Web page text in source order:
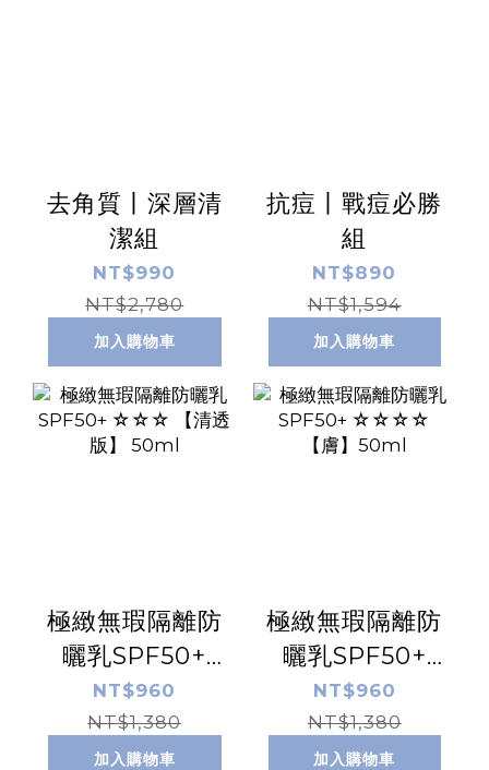
去角質丨深層清
潔組
NT$990
NT$2,780
加入購物車
抗痘丨戰痘必勝
組
NT$890
NT$1,594
加入購物車
極緻無瑕隔離防
曬乳SPF50+
☆☆☆ 【清透
版】 50ml
NT$960
NT$1,380
加入購物車
極緻無瑕隔離防
曬乳SPF50+
☆☆☆☆
【膚】50ml
NT$960
NT$1,380
加入購物車